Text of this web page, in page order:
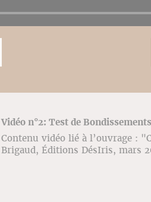
Vidéo n°2: Test de Bondissements
Contenu vidéo lié à l’ouvrage :
Brigaud, Éditions DésIris, mars